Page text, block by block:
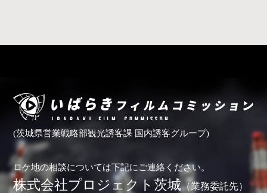
(茨城県営業戦略部観光誘客課 国内誘客グループ)
ロケ地の相談については下記にご連絡ください。
株式会社プロジェクト茨城（業務委託先）